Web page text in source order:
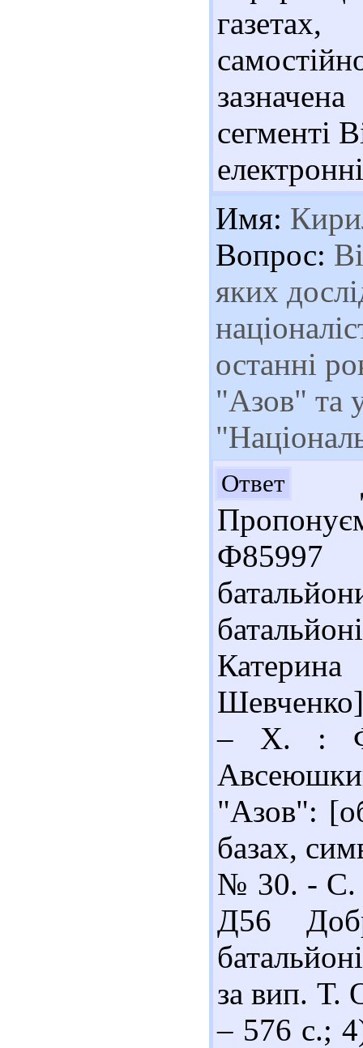
сегменті
Имя:
Вопрос:
яких
останні
"Азов" та
Ответ
Ф85997
– Х. :
"Азов":
базах,
№ 30. - С.
Д56
за вип. Т.
– 576 с.;